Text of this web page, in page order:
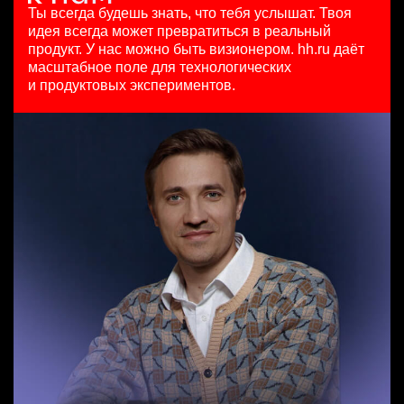
21 июл. 2026
з/п не указана
Санкт-Петербург
HeadHunter::Коммерческий департамент
100000 - 137000 ₽
Ярославль
Менеджер по продажам крупному бизнесу
HeadHunter::Телефонные продажи
4 авг. 2026
з/п не указана
Москва
SMM-менеджер
HeadHunter::Департамент маркетинга
15 июл. 2026
з/п не указана
Ташкент
Ты всегда будешь знать, что тебя услышат. Твоя
идея всегда может превратиться в реальный
продукт. У нас можно быть визионером. hh.ru даёт
масштабное поле для технологических
и продуктовых экспериментов.